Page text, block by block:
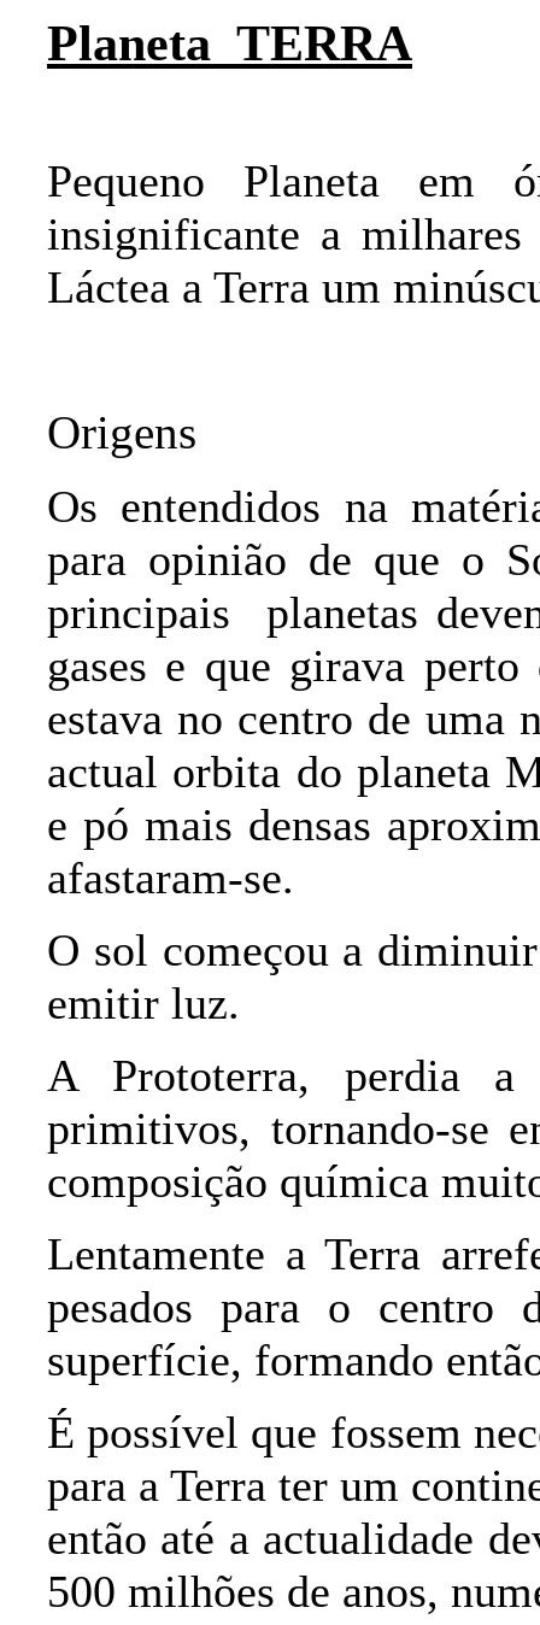
Planeta TERRA
Pequeno Planeta
insignificante a
Láctea a Terra um
Origens
Os entendidos na
para opinião de que o
principais
planetas
gases e que girava
estava no centro de uma
actual orbita do planeta
e pó mais densas
afastaram-se.
O sol começou a
emitir luz.
A Prototerra, perdia a
primitivos, tornando-se
composição química
Lentamente a Terra
pesados para o centro
superfície, formando
É possível que fossem
para a Terra ter um
então até a actualidade
500 milhões de anos,